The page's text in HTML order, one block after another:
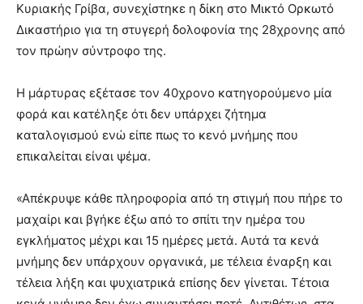
Κυριακής Γρίβα, συνεχίστηκε η δίκη στο Μικτό Ορκωτό
Δικαστήριο για τη στυγερή δολοφονία της 28χρονης από
τον πρώην σύντροφο της.
Η μάρτυρας εξέτασε τον 40χρονο κατηγορούμενο μία
φορά και κατέληξε ότι δεν υπάρχει ζήτημα
καταλογισμού ενώ είπε πως το κενό μνήμης που
επικαλείται είναι ψέμα.
«Απέκρυψε κάθε πληροφορία από τη στιγμή που πήρε το
μαχαίρι και βγήκε έξω από το σπίτι την ημέρα του
εγκλήματος μέχρι και 15 ημέρες μετά. Αυτά τα κενά
μνήμης δεν υπάρχουν οργανικά, με τέλεια έναρξη και
τέλεια λήξη και ψυχιατρικά επίσης δεν γίνεται. Τέτοια